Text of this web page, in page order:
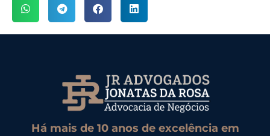
Há mais de 10 anos de excelência em